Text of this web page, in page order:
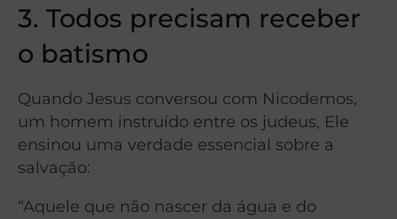
3. Todos precisam receber
o batismo
Quando Jesus conversou com Nicodemos,
um homem instruído entre os judeus, Ele
ensinou uma verdade essencial sobre a
salvação:
“Aquele que não nascer da água e do